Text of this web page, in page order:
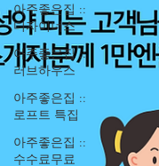
아주좋은집 ::
디자이너스
아주좋은집 ::
러브하우스
아주좋은집 ::
로프트 특집
아주좋은집 ::
수수료무료